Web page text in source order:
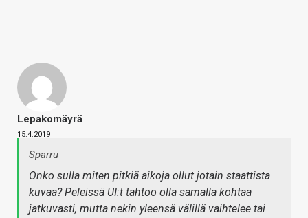
Lepakomäyrä
15.4.2019
Sparru
Onko sulla miten pitkiä aikoja ollut jotain staattista
kuvaa? Peleissä UI:t tahtoo olla samalla kohtaa
jatkuvasti, mutta nekin yleensä välillä vaihtelee tai